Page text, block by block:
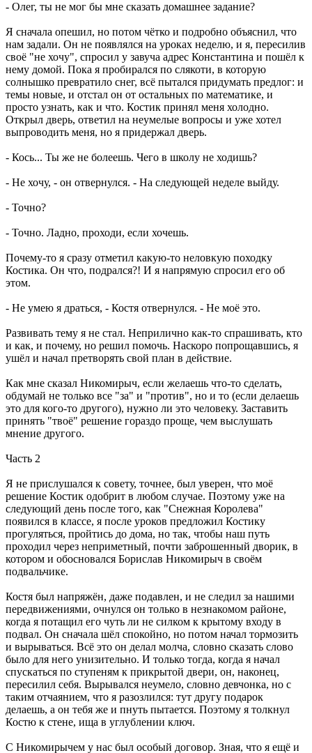
- Олег, ты не мог бы мне сказать домашнее задание?
Я сначала опешил, но потом чётко и подробно объяснил, что
нам задали. Он не появлялся на уроках неделю, и я, пересилив
своё "не хочу", спросил у завуча адрес Константина и пошёл к
нему домой. Пока я пробирался по слякоти, в которую
солнышко превратило снег, всё пытался придумать предлог: и
темы новые, и отстал он от остальных по математике, и
просто узнать, как и что. Костик принял меня холодно.
Открыл дверь, ответил на неумелые вопросы и уже хотел
выпроводить меня, но я придержал дверь.
- Кось... Ты же не болеешь. Чего в школу не ходишь?
- Не хочу, - он отвернулся. - На следующей неделе выйду.
- Точно?
- Точно. Ладно, проходи, если хочешь.
Почему-то я сразу отметил какую-то неловкую походку
Костика. Он что, подрался?! И я напрямую спросил его об
этом.
- Не умею я драться, - Костя отвернулся. - Не моё это.
Развивать тему я не стал. Неприлично как-то спрашивать, кто
и как, и почему, но решил помочь. Наскоро попрощавшись, я
ушёл и начал претворять свой план в действие.
Как мне сказал Никомирыч, если желаешь что-то сделать,
обдумай не только все "за" и "против", но и то (если делаешь
это для кого-то другого), нужно ли это человеку. Заставить
принять "твоё" решение гораздо проще, чем выслушать
мнение другого.
Часть 2
Я не прислушался к совету, точнее, был уверен, что моё
решение Костик одобрит в любом случае. Поэтому уже на
следующий день после того, как "Снежная Королева"
появился в классе, я после уроков предложил Костику
прогуляться, пройтись до дома, но так, чтобы наш путь
проходил через неприметный, почти заброшенный дворик, в
котором и обосновался Борислав Никомирыч в своём
подвальчике.
Костя был напряжён, даже подавлен, и не следил за нашими
передвижениями, очнулся он только в незнакомом районе,
когда я потащил его чуть ли не силком к крытому входу в
подвал. Он сначала шёл спокойно, но потом начал тормозить
и вырываться. Всё это он делал молча, словно сказать слово
было для него унизительно. И только тогда, когда я начал
спускаться по ступеням к прикрытой двери, он, наконец,
пересилил себя. Вырывался неумело, словно девчонка, но с
таким отчаянием, что я разозлился: тут другу подарок
делаешь, а он тебя же и пнуть пытается. Поэтому я толкнул
Костю к стене, ища в углублении ключ.
С Никомирычем у нас был особый договор. Зная, что я ещё и